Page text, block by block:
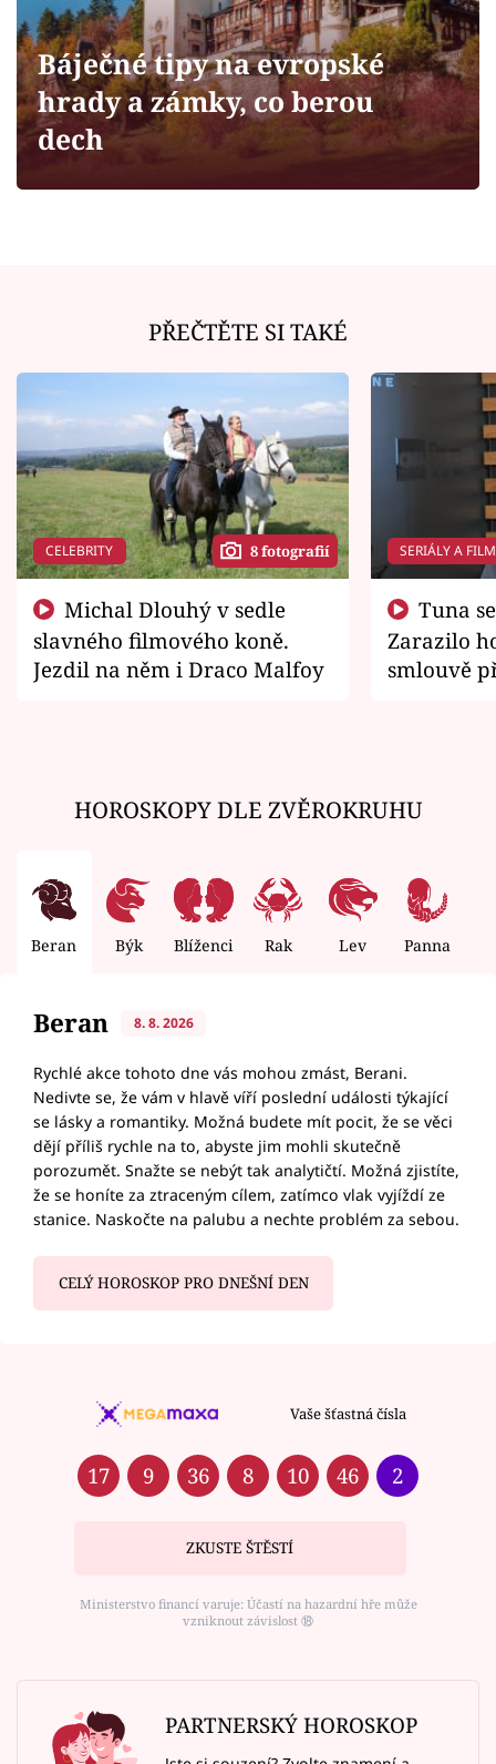
Sledujte prima+
Filmový festival Karlovy Vary
Sledujte nás
Báječné tipy na evropské
hrady a zámky, co berou
dech
PŘEČTĚTE SI TAKÉ
CELEBRITY 8 fotografií
slavného filmového koně.
Jezdil na něm i Draco Malfoy
SERIÁLY A
Zarazilo
smlouvě
HOROSKOPY DLE ZVĚROKRUHU
Beran Býk Blíženci Rak Lev Panna
Beran 8. 8. 2026
Rychlé akce tohoto dne vás mohou zmást, Berani.
Nedivte se, že vám v hlavě víří poslední události týkající
se lásky a romantiky. Možná budete mít pocit, že se věci
dějí příliš rychle na to, abyste jim mohli skutečně
porozumět. Snažte se nebýt tak analytičtí. Možná zjistíte,
že se honíte za ztraceným cílem, zatímco vlak vyjíždí ze
stanice. Naskočte na palubu a nechte problém za sebou.
CELÝ HOROSKOP PRO DNEŠNÍ DEN
Vaše šťastná čísla
17 9 36 8 10 46 2
ZKUSTE ŠTĚSTÍ
Ministerstvo financí varuje: Účastí na hazardní hře může
vzniknout závislost ⑱
PARTNERSKÝ HOROSKOP